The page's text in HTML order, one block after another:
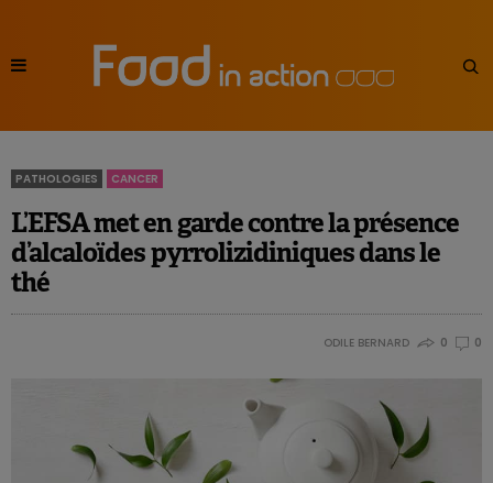
PATHOLOGIES CANCER
L’EFSA met en garde contre la présence
d’alcaloïdes pyrrolizidiniques dans le
thé
ODILE BERNARD 0 0